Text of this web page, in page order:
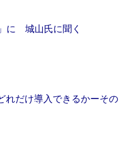
に 城山氏に聞く
れだけ導入できるかーその